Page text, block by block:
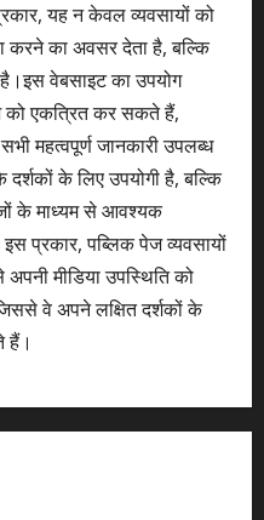
यह न केवल व्यवसायों को
का अवसर देता है, बल्कि
वेबसाइट का उपयोग
को एकत्रित कर सकते हैं,
महत्वपूर्ण जानकारी उपलब्ध
के लिए उपयोगी है, बल्कि
के माध्यम से आवश्यक
प्रकार, पब्लिक पेज व्यवसायों
मीडिया उपस्थिति को
वे अपने लक्षित दर्शकों के
हैं।